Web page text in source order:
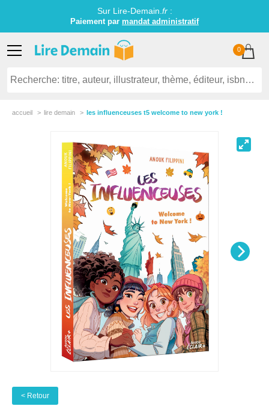
Sur Lire-Demain. fr:
Paiement par mandat administratif
0
accueil lire demain les influenceuses t5 welcome to new york !
< Retour